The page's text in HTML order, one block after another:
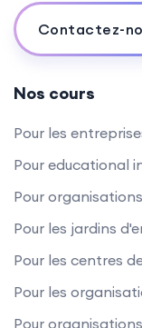
Contactez-
Nos cours
Pour les
Pour educational
Pour
Pour les jardins
Pour les centres
Pour les
Pour